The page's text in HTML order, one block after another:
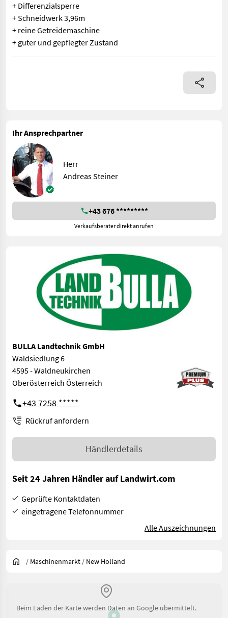
+ Differenzialsperre
+ Schneidwerk 3,96m
+ reine Getreidemaschine
+ guter und gepflegter Zustand
NEW HOLLAND Mähdrescher TC 5070 + Bj. 2014 + 1735
Ihr Ansprechpartner
Herr
Andreas Steiner
+43 676 *********
Verkaufsberater direkt anrufen
BULLA Landtechnik GmbH
Waldsiedlung 6
4595 - Waldneukirchen
Oberösterreich Österreich
+43 7258 *****
Rückruf anfordern
Händlerdetails
Seit 24 Jahren Händler auf Landwirt.com
Geprüfte Kontaktdaten
eingetragene Telefonnummer
Alle Auszeichnungen
/ Maschinenmarkt / New Holland
Beim Laden der Karte werden Daten an Google übermittelt.